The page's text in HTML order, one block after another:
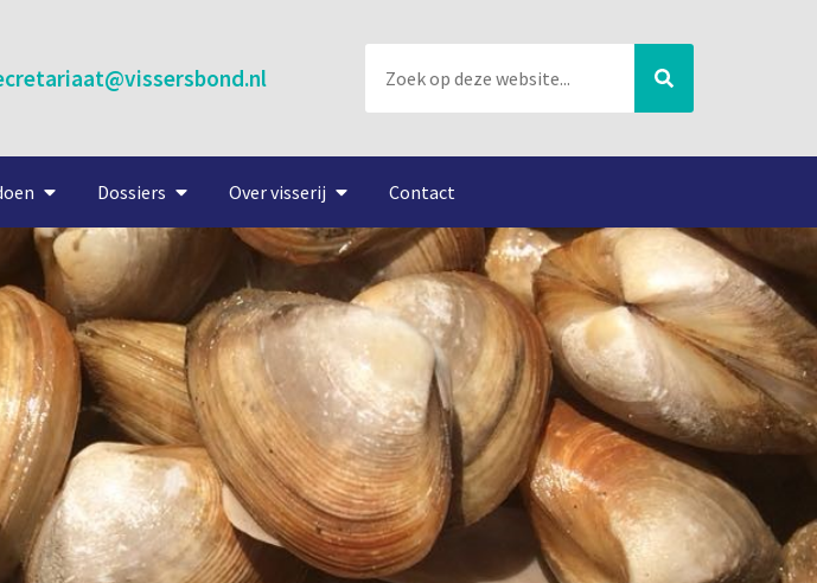
Dossiers Over visserij Contact